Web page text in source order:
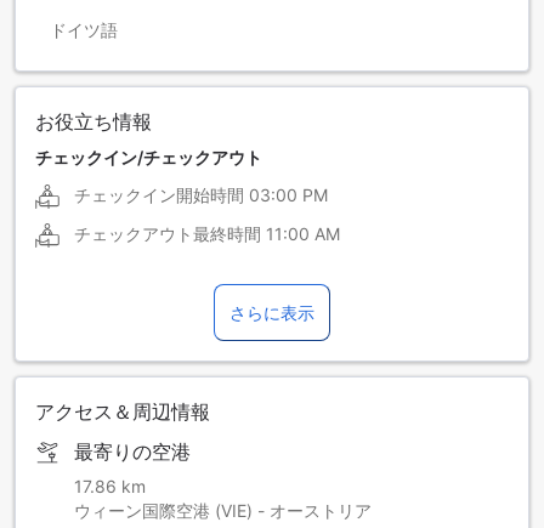
ドイツ語
お役立ち情報
チェックイン/チェックアウト
チェックイン開始時間 03:00 PM
チェックアウト最終時間 11:00 AM
さらに表示
アクセス＆周辺情報
最寄りの空港
17.86 km
ウィーン国際空港 (VIE) - オーストリア